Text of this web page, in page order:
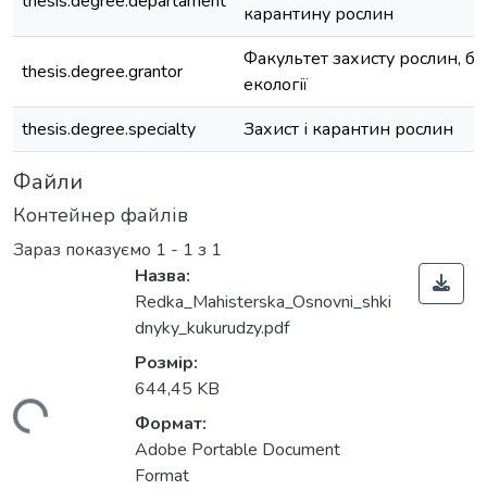
карантину рослин
thesis.degree.grantor
Факультет захисту рослин,
екології
thesis.degree.specialty
Захист і карантин рослин
Файли
Контейнер файлів
Зараз показуємо 1 - 1 з 1
Назва:
Redka_Mahisterska_Osnovni_shki
dnyky_kukurudzy.pdf
Розмір:
644,45 KB
Формат:
Adobe Portable Document
Format